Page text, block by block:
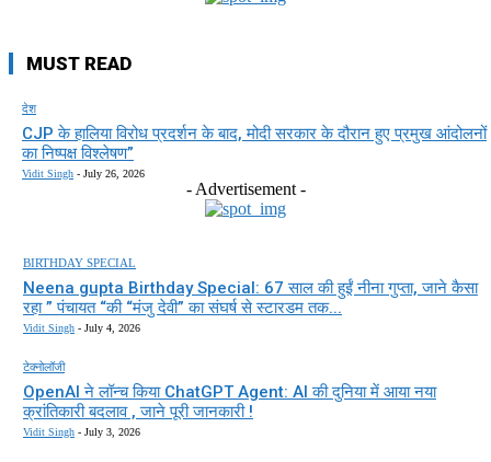
MUST READ
देश
CJP के हालिया विरोध प्रदर्शन के बाद, मोदी सरकार के दौरान हुए प्रमुख आंदोलनों
का निष्पक्ष विश्लेषण”
Vidit Singh - July 26, 2026
- Advertisement -
BIRTHDAY SPECIAL
Neena gupta Birthday Special: 67 साल की हुईं नीना गुप्ता, जाने कैसा
रहा ” पंचायत “की “मंजु देवी” का संघर्ष से स्टारडम तक...
Vidit Singh - July 4, 2026
टेक्नोलॉजी
OpenAI ने लॉन्च किया ChatGPT Agent: AI की दुनिया में आया नया
क्रांतिकारी बदलाव , जाने पूरी जानकारी !
Vidit Singh - July 3, 2026